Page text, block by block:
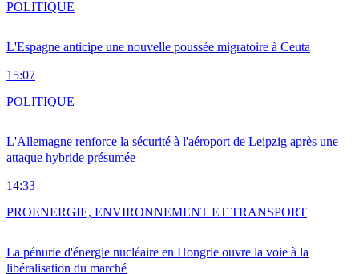
L'Espagne anticipe une nouvelle poussée migratoire à Ceuta
15:07
POLITIQUE
L'Allemagne renforce la sécurité à l'aéroport de Leipzig après une
attaque hybride présumée
14:33
POLITIQUE
La pénurie d'énergie nucléaire en Hongrie ouvre la voie à la
libéralisation du marché
PROENERGIE, ENVIRONNEMENT ET TRANSPORT